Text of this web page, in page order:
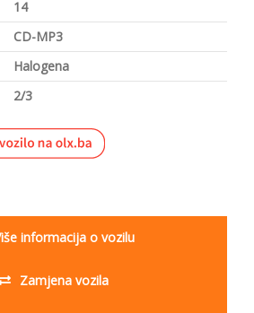
14
CD-MP3
Halogena
2/3
informacija o vozilu
Zamjena vozila